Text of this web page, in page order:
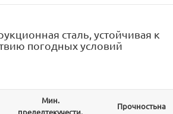
сталь, устойчивая к
погодных условий
Мин.
пределтекучести,
Прочностьна